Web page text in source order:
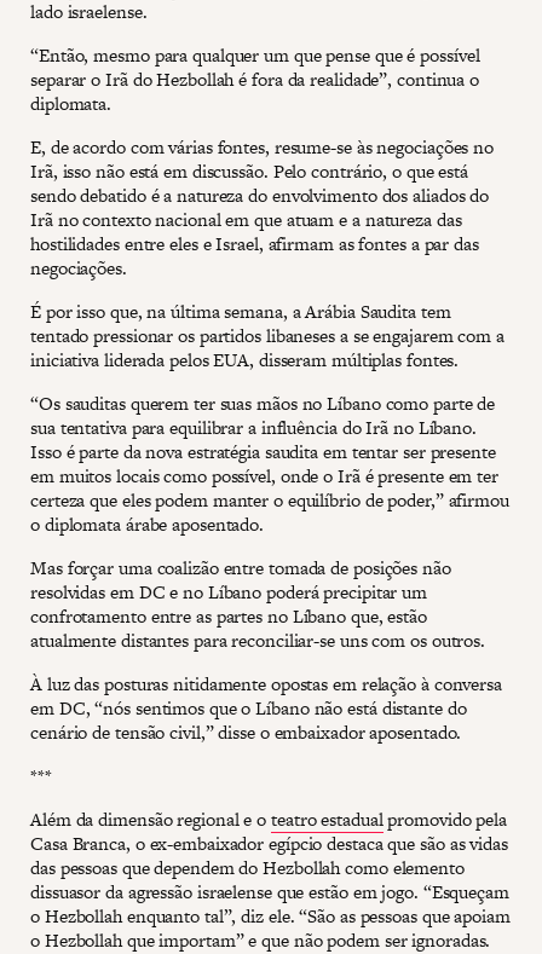
lado israelense.
“Então, mesmo para qualquer um que pense que é possível
separar o Irã do Hezbollah é fora da realidade”, continua o
diplomata.
E, de acordo com várias fontes, resume-se às negociações no
Irã, isso não está em discussão. Pelo contrário, o que está
sendo debatido é a natureza do envolvimento dos aliados do
Irã no contexto nacional em que atuam e a natureza das
hostilidades entre eles e Israel, afirmam as fontes a par das
negociações.
É por isso que, na última semana, a Arábia Saudita tem
tentado pressionar os partidos libaneses a se engajarem com a
iniciativa liderada pelos EUA, disseram múltiplas fontes.
“Os sauditas querem ter suas mãos no Líbano como parte de
sua tentativa para equilibrar a influência do Irã no Líbano.
Isso é parte da nova estratégia saudita em tentar ser presente
em muitos locais como possível, onde o Irã é presente em ter
certeza que eles podem manter o equilíbrio de poder,” afirmou
o diplomata árabe aposentado.
Mas forçar uma coalizão entre tomada de posições não
resolvidas em DC e no Líbano poderá precipitar um
confrotamento entre as partes no Líbano que, estão
atualmente distantes para reconciliar-se uns com os outros.
À luz das posturas nitidamente opostas em relação à conversa
em DC, “nós sentimos que o Líbano não está distante do
cenário de tensão civil,” disse o embaixador aposentado.
***
Além da dimensão regional e oteatro estadualpromovido pela
Casa Branca, o ex-embaixador egípcio destaca que são as vidas
das pessoas que dependem do Hezbollah como elemento
dissuasor da agressão israelense que estão em jogo. “Esqueçam
o Hezbollah enquanto tal”, diz ele. “São as pessoas que apoiam
o Hezbollah que importam” e que não podem ser ignoradas.